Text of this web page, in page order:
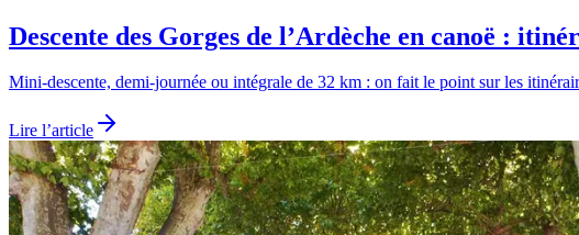
Descente des Gorges de l’Ardèche en canoë :
Mini-descente, demi-journée ou intégrale de 32 km : on fait le point sur les
Lire l’article